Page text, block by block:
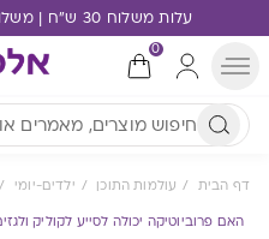
עלות משלוח 30 ש"ח | משלוח חינם ברכישה מעל 249 ₪
0
דף הבית עולמות התוכן ילדים-יומי
האם פרוביוטיקה יכולה לסייע לקוליק